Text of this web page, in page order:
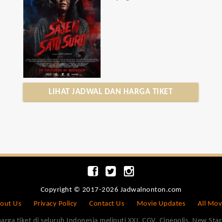
LIHAT JADWAL DAN HARGA TIKET
Copyright © 2017-2026 Jadwalnonton.com
Us
Privacy Policy Contact Us Movie Updates All